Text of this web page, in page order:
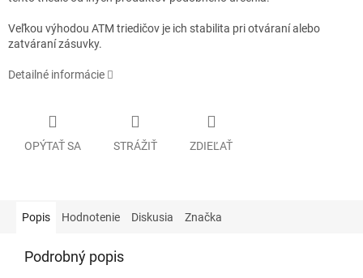
Veľkou výhodou ATM triedičov je ich stabilita pri otváraní alebo
zatváraní zásuvky.
Detailné informácie
OPÝTAŤ SA STRÁŽIŤ ZDIEĽAŤ
Popis Hodnotenie Diskusia Značka
Podrobný popis